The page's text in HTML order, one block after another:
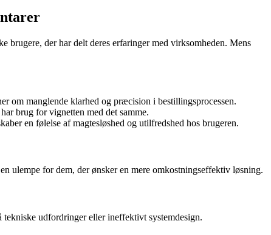
der har delt deres erfaringer med virksomheden. Mens
om manglende klarhed og præcision i bestillingsprocessen.
brug for vignetten med det samme.
en følelse af magtesløshed og utilfredshed hos brugeren.
ulempe for dem, der ønsker en mere omkostningseffektiv løsning.
udfordringer eller ineffektivt systemdesign.